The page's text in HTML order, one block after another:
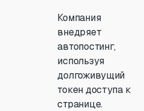
Компания
внедряет
автопостинг,
используя
долгоживущий
токен доступа к
странице.